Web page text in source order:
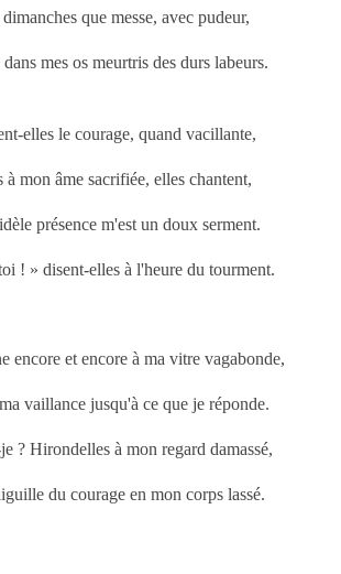
que messe, avec pudeur,
mes os meurtris des durs labeurs.
elles le courage, quand vacillante,
à mon âme sacrifiée, elles chantent,
présence m'est un doux serment.
! » disent-elles à l'heure du tourment.
encore et encore à ma vitre vagabonde,
vaillance jusqu'à ce que je réponde.
? Hirondelles à mon regard damassé,
du courage en mon corps lassé.